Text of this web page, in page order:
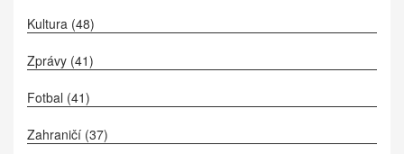
Kultura (48)
Zprávy (41)
Fotbal (41)
Zahraničí (37)